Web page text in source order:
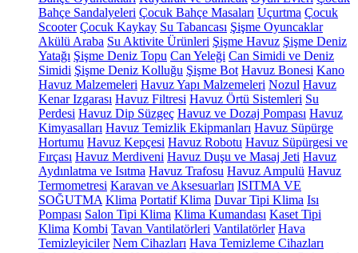
Bahçe Sandalyeleri Çocuk Bahçe Masaları Uçurtma Çocuk
Scooter Çocuk Kaykay Su Tabancası Şişme Oyuncaklar
Akülü Araba Su Aktivite Ürünleri Şişme Havuz Şişme Deniz
Yatağı Şişme Deniz Topu Can Yeleği Can Simidi ve Deniz
Simidi Şişme Deniz Kolluğu Şişme Bot Havuz Bonesi Kano
Havuz Malzemeleri Havuz Yapı Malzemeleri Nozul Havuz
Kenar Izgarası Havuz Filtresi Havuz Örtü Sistemleri Su
Perdesi Havuz Dip Süzgeç Havuz ve Dozaj Pompası Havuz
Kimyasalları Havuz Temizlik Ekipmanları Havuz Süpürge
Hortumu Havuz Kepçesi Havuz Robotu Havuz Süpürgesi ve
Fırçası Havuz Merdiveni Havuz Duşu ve Masaj Jeti Havuz
Aydınlatma ve Isıtma Havuz Trafosu Havuz Ampulü Havuz
Termometresi Karavan ve Aksesuarları ISITMA VE
SOĞUTMA Klima Portatif Klima Duvar Tipi Klima Isı
Pompası Salon Tipi Klima Klima Kumandası Kaset Tipi
Klima Kombi Tavan Vantilatörleri Vantilatörler Hava
Temizleyiciler Nem Cihazları Hava Temizleme Cihazları